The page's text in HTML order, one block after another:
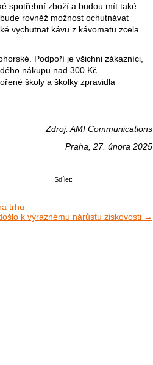
spotřební zboží a budou mít také
rovněž možnost ochutnávat
vychutnat kávu z kávomatu zcela
Podpoří je všichni zákazníci,
nákupu nad 300 Kč
školy a školky zpravidla
Zdroj: AMI Communications
Praha, 27. února 2025
Sdílet:
trhu
k výraznému nárůstu ziskovosti →